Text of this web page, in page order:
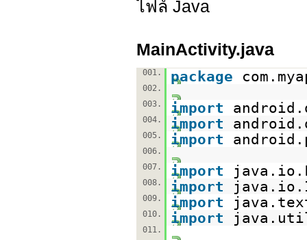
ไฟล์ Java
MainActivity.java
001. package
002.
003.
import
004. import
005. import
006.
007.
import
008. import
009. import
010. import
011.